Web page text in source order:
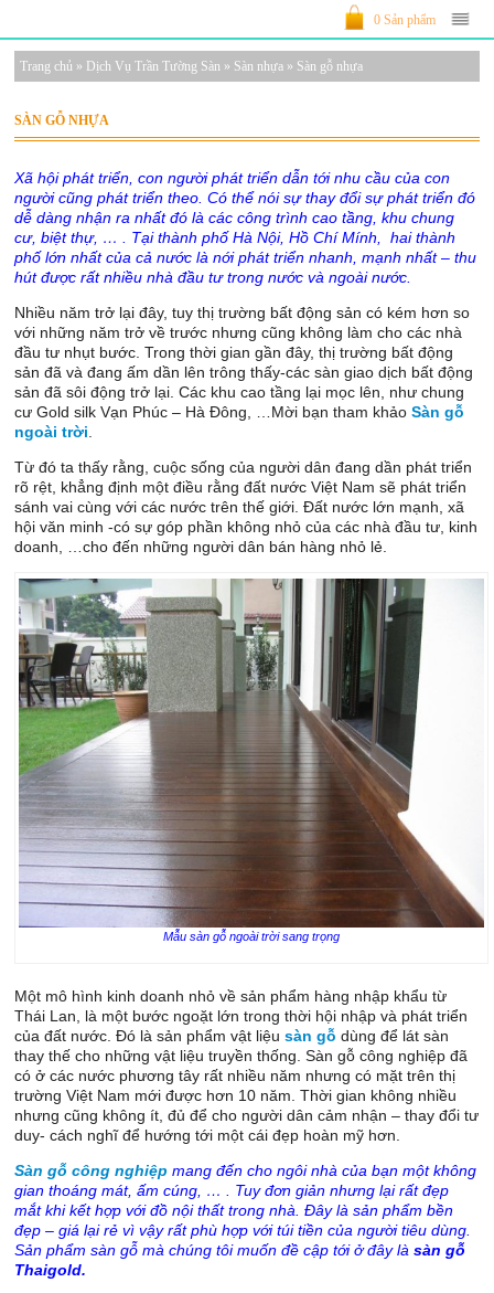
0 Sản phẩm
Trang chủ» Dịch Vụ Trần Tường Sàn » Sàn nhựa » Sàn gỗ nhựa
SÀN GỖ NHỰA
Xã hội phát triển, con người phát triển dẫn tới nhu cầu của con
người cũng phát triển theo. Có thể nói sự thay đổi sự phát triển đó
dễ dàng nhận ra nhất đó là các công trình cao tầng, khu chung
cư, biệt thự, … . Tại thành phố Hà Nội, Hồ Chí Mính, hai thành
phố lớn nhất của cả nước là nới phát triển nhanh, mạnh nhất – thu
hút được rất nhiều nhà đầu tư trong nước và ngoài nước.
Nhiều năm trở lại đây, tuy thị trường bất động sản có kém hơn so
với những năm trở về trước nhưng cũng không làm cho các nhà
đầu tư nhụt bước. Trong thời gian gần đây, thị trường bất động
sản đã và đang ấm dần lên trông thấy-các sàn giao dịch bất động
sản đã sôi động trở lại. Các khu cao tầng lại mọc lên, như chung
cư Gold silk Vạn Phúc – Hà Đông, …Mời bạn tham khảoSàn gỗ
ngoài trời
Từ đó ta thấy rằng, cuộc sống của người dân đang dần phát triển
rõ rệt, khẳng định một điều rằng đất nước Việt Nam sẽ phát triển
sánh vai cùng với các nước trên thế giới. Đất nước lớn mạnh, xã
hội văn minh -có sự góp phần không nhỏ của các nhà đầu tư, kinh
doanh, …cho đến những người dân bán hàng nhỏ lẻ.
Mẫu sàn gỗ ngoài trời sang trọng
Một mô hình kinh doanh nhỏ về sản phẩm hàng nhập khẩu từ
Thái Lan, là một bước ngoặt lớn trong thời hội nhập và phát triển
của đất nước. Đó là sản phẩm vật liệusàn gỗ dùng để lát sàn
thay thế cho những vật liệu truyền thống. Sàn gỗ công nghiệp đã
có ở các nước phương tây rất nhiều năm nhưng có mặt trên thị
trường Việt Nam mới được hơn 10 năm. Thời gian không nhiều
nhưng cũng không ít, đủ để cho người dân cảm nhận – thay đổi tư
duy- cách nghĩ để hướng tới một cái đẹp hoàn mỹ hơn.
Sàn gỗ công nghiệp mang đến cho ngôi nhà của bạn một không
gian thoáng mát, ấm cúng, … . Tuy đơn giản nhưng lại rất đẹp
mắt khi kết hợp với đồ nội thất trong nhà. Đây là sản phẩm bền
đẹp – giá lại rẻ vì vậy rất phù hợp với túi tiền của người tiêu dùng.
Sản phẩm sàn gỗ mà chúng tôi muốn đề cập tới ở đây làsàn gỗ
Thaigold.